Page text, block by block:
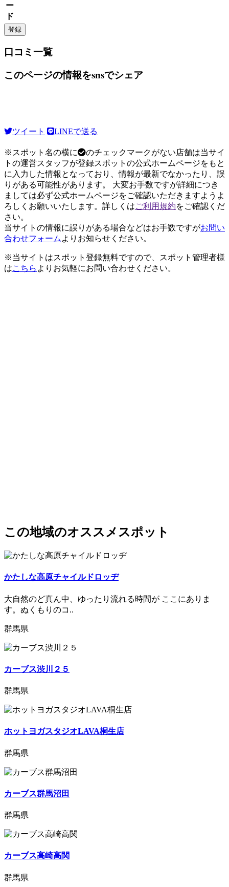
ー
ド
口コミ一覧
このページの情報をsnsでシェア
ツイート LINEで送る
※スポット名の横に
のチェックマークがない店舗は当サイ
トの運営スタッフが登録スポットの公式ホームページをもと
に入力した情報となっており、情報が最新でなかったり、誤
りがある可能性があります。 大変お手数ですが詳細につき
ましては必ず公式ホームページをご確認いただきますようよ
ろしくお願いいたします。詳しくはご利用規約をご確認くだ
さい。
当サイトの情報に誤りがある場合などはお手数ですがお問い
合わせフォーム よりお知らせください。
※当サイトはスポット登録無料ですので、スポット管理者様
はこちら よりお気軽にお問い合わせください。
この地域のオススメスポット
かたしな高原チャイルドロッヂ
大自然のど真ん中、ゆったり流れる時間が ここにありま
す。ぬくもりのコ..
群馬県
カーブス渋川２５
群馬県
ホットヨガスタジオLAVA桐生店
群馬県
カーブス群馬沼田
群馬県
カーブス高崎高関
群馬県